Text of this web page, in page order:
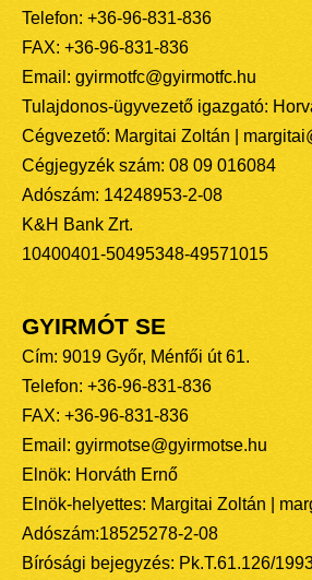
Telefon: +36-96-831-836
FAX: +36-96-831-836
Email: gyirmotfc@gyirmotfc.hu
Tulajdonos-ügyvezető igazgató:
Cégvezető: Margitai Zoltán |
Cégjegyzék szám: 08 09 016084
Adószám: 14248953-2-08
K&H Bank Zrt.
10400401-50495348-49571015
GYIRMÓT SE
Cím: 9019 Győr, Ménfői út 61.
Telefon: +36-96-831-836
FAX: +36-96-831-836
Email: gyirmotse@gyirmotse.hu
Elnök: Horváth Ernő
Elnök-helyettes: Margitai Zoltán |
Adószám:18525278-2-08
Bírósági bejegyzés: Pk.T.61.126/